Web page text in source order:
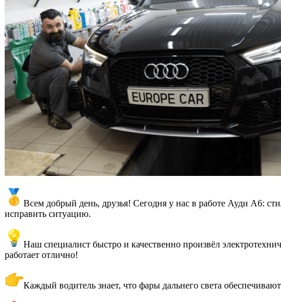
Всем добрый день, друзья! Сегодня у нас в работе Ауди А6:
исправить ситуацию.
Наш специалист быстро и качественно произвёл
работает отлично!
Каждый водитель знает, что фары дальнего света